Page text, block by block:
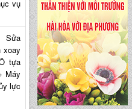
vụ
Sửa
xoay
tựa
Máy
lực